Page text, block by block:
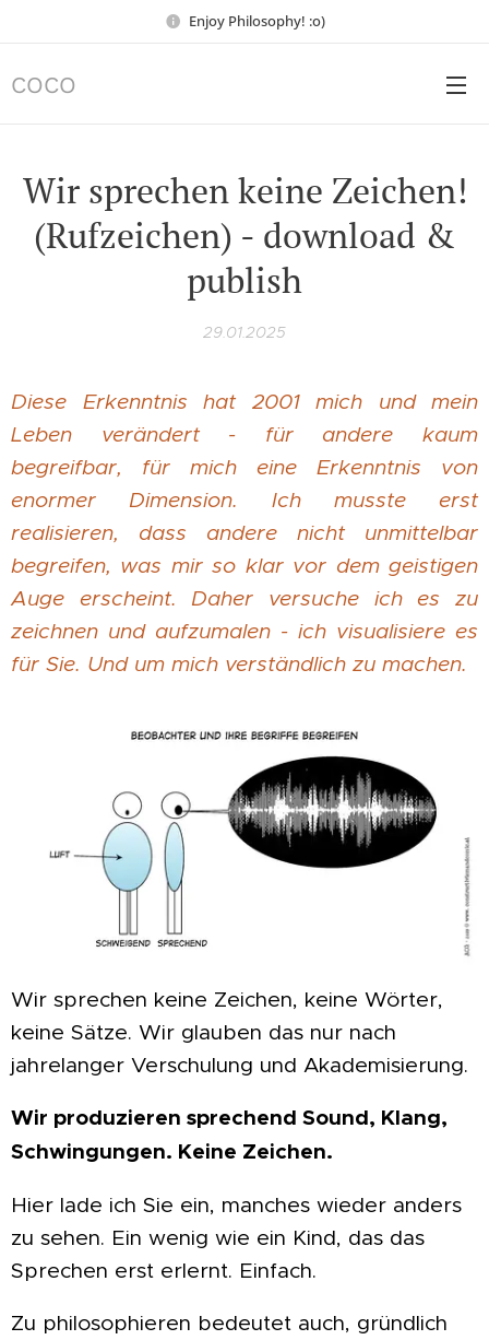
Enjoy Philosophy! :o)
COCO
Wir sprechen keine Zeichen!
(Rufzeichen) - download &
publish
29.01.2025
Diese Erkenntnis hat 2001 mich und mein
Leben verändert - für andere kaum
begreifbar, für mich eine Erkenntnis von
enormer Dimension. Ich musste erst
realisieren, dass andere nicht unmittelbar
begreifen, was mir so klar vor dem geistigen
Auge erscheint. Daher versuche ich es zu
zeichnen und aufzumalen - ich visualisiere es
für Sie. Und um mich verständlich zu machen.
Wir sprechen keine Zeichen, keine Wörter,
keine Sätze. Wir glauben das nur nach
jahrelanger Verschulung und Akademisierung.
Wir produzieren sprechend Sound, Klang,
Schwingungen. Keine Zeichen.
Hier lade ich Sie ein, manches wieder anders
zu sehen. Ein wenig wie ein Kind, das das
Sprechen erst erlernt. Einfach.
Zu philosophieren bedeutet auch, gründlich